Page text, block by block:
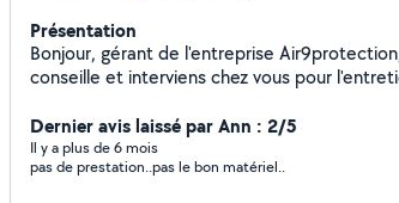
Présentation
Bonjour, gérant de l'entreprise
conseille et interviens chez vous pour
volontaire depuis plus de 10 ans, je vous
sur l'installation de produits de lutte contre
d'incendie domestiques
Dernier avis laissé par Ann : 2/5
Il y a plus de 6 mois
pas de prestation..pas le bon matériel..